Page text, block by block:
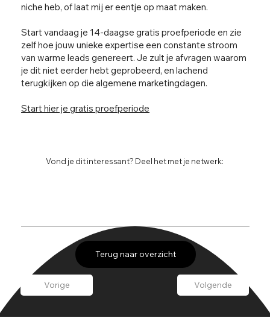
niche heb, of laat mij er eentje op maat maken.
Start vandaag je 14-daagse gratis proefperiode en zie
zelf hoe jouw unieke expertise een constante stroom
van warme leads genereert. Je zult je afvragen waarom
je dit niet eerder hebt geprobeerd, en lachend
terugkijken op die algemene marketingdagen.
Start hier je gratis proefperiode
Vond je dit interessant? Deel het met je netwerk:
Terug naar overzicht
Vorige Volgende